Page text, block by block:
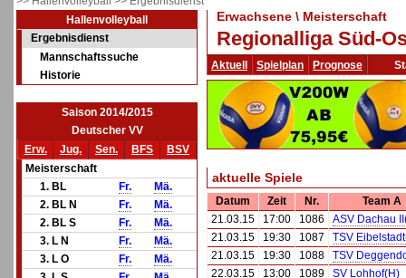
Hallenvolleyball
Ergebnisdienst
Mannschaftssuche
Historie
Saison 2014/2015
Deutscher VV
Erw.
Jug. Sen. BFS
BSV
Meisterschaft
1. BL
Fr.
Mä.
2. BL N
Fr.
Mä.
2. BL S
Fr.
Mä.
3. L N
Fr.
Mä.
3. L O
Fr.
Mä.
Erwachsene \ Meisterschaft
Regionalliga Süd-
Aktuell Spielplan Prognose
aktuelle Spiele
Datum Zeit Nr.
Team A
21.03.15
17:00 1086
ASV Dachau
21.03.15
19:30 1087
TSV
21.03.15
19:30 1088
TSV
22.03.15
13:00 1089
SV Lohhof(H)